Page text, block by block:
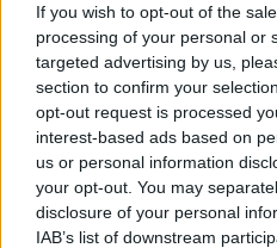
If you wish to opt-out of the
processing of your personal or
targeted advertising by us,
section to confirm your
opt-out request is processed
interest-based ads based on
us or personal information
your opt-out. You may
disclosure of your personal
IAB’s list of downstream
42.2